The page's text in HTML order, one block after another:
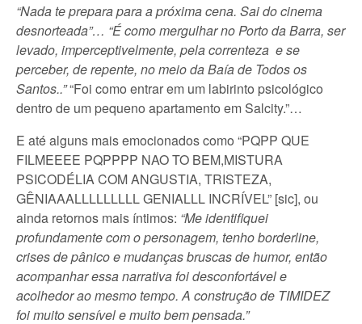
“Nada te prepara para a próxima cena. Sai do cinema
desnorteada”… “É como mergulhar no Porto da Barra, ser
levado, imperceptivelmente, pela correnteza e se
perceber, de repente, no meio da Baía de Todos os
Santos..”“Foi como entrar em um labirinto psicológico
dentro de um pequeno apartamento em Salcity.”…
E até alguns mais emocionados como “PQPP QUE
FILMEEEE PQPPPP NAO TO BEM,MISTURA
PSICODÉLIA COM ANGUSTIA, TRISTEZA,
GÊNIAAALLLLLLLLL GENIALLL INCRÍVEL” [sic], ou
ainda retornos mais íntimos: “Me identifiquei
profundamente com o personagem, tenho borderline,
crises de pânico e mudanças bruscas de humor, então
acompanhar essa narrativa foi desconfortável e
acolhedor ao mesmo tempo. A construção de TIMIDEZ
foi muito sensível e muito bem pensada.”